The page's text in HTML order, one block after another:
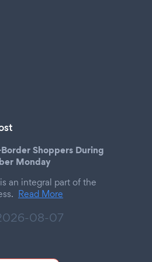
Shoppers During
Monday
an integral part of the
Read More
08-07